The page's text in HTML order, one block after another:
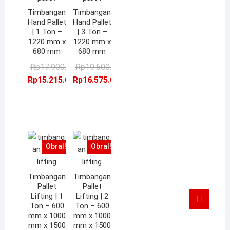
Timbangan
Hand Pallet
| 1 Ton –
1220 mm x
680 mm
Rp17.900.000,00Harga
aslinya
Rp15.215.000,00
Harga
saat
Timbangan
Hand Pallet
| 3 Ton –
1220 mm x
680 mm
Rp19.500.000,00
Rp16.575.000,00
Obral!
Timbangan
Pallet
Lifting | 1
Ton – 600
mm x 1000
mm x 1500
Obral!
Timbangan
Pallet
Lifting | 2
Ton – 600
mm x 1000
mm x 1500
Go